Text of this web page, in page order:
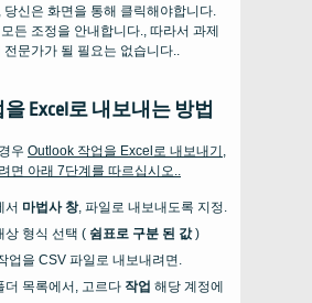
신은 화면을 통해 클릭해야합니다.
든 조정을 안내합니다., 따라서 과제
문가가 될 필요는 없습니다..
을 Excel로 내보내는 방법
우 Outlook 작업을 Excel로 내보내기,
면 아래 7단계를 따르십시오..
서 마법사 창, 파일로 내보내도록 지정.
상 형식 선택 ( 쉼표로 구분 된 값)
업을 CSV 파일로 내보내려면.
더 목록에서, 고르다 작업 해당 계정에